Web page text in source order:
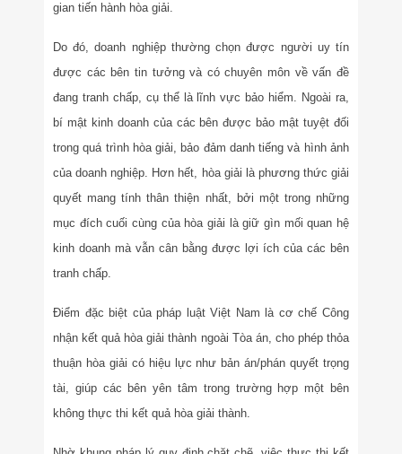
gian tiến hành hòa giải.
Do đó, doanh nghiệp thường chọn được người uy tín
được các bên tin tưởng và có chuyên môn về vấn đề
đang tranh chấp, cụ thể là lĩnh vực bảo hiểm. Ngoài ra,
bí mật kinh doanh của các bên được bảo mật tuyệt đối
trong quá trình hòa giải, bảo đảm danh tiếng và hình ảnh
của doanh nghiệp. Hơn hết, hòa giải là phương thức giải
quyết mang tính thân thiện nhất, bởi một trong những
mục đích cuối cùng của hòa giải là giữ gìn mối quan hệ
kinh doanh mà vẫn cân bằng được lợi ích của các bên
tranh chấp.
Điểm đặc biệt của pháp luật Việt Nam là cơ chế Công
nhận kết quả hòa giải thành ngoài Tòa án, cho phép thỏa
thuận hòa giải có hiệu lực như bản án/phán quyết trọng
tài, giúp các bên yên tâm trong trường hợp một bên
không thực thi kết quả hòa giải thành.